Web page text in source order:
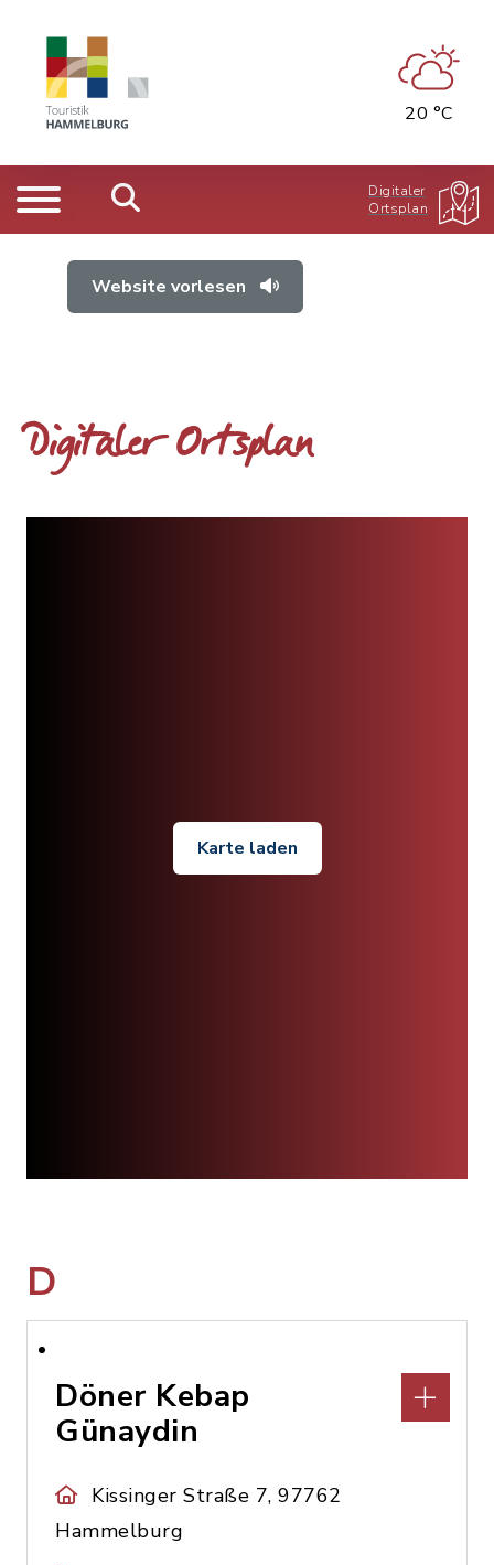
20 °C
Digitaler
Ortsplan
Website vorlesen
Digitaler Ortsplan
Karte laden
D
Döner Kebap
Günaydin
Kissinger Straße 7, 97762
Hammelburg